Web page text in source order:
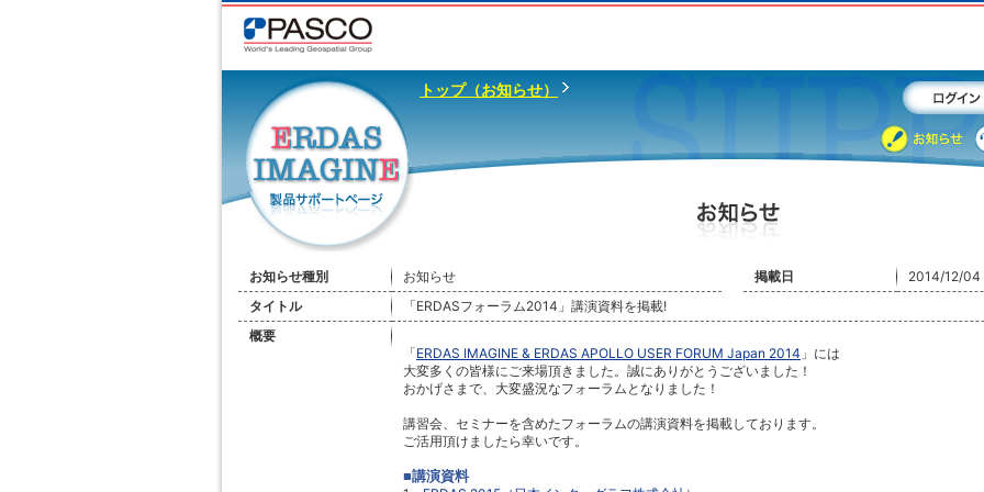
トップ（お知らせ）
お知らせ種別 お知らせ 掲載日
2014/12/04
タイトル
「ERDASフォーラム2014」講演資料を掲載!
概要
「ERDAS IMAGINE & ERDAS APOLLO USER FORUM Japan 2014 」には
大変多くの皆様にご来場頂きました。誠にありがとうございました！
おかげさまで、大変盛況なフォーラムとなりました！
講習会、セミナーを含めたフォーラムの講演資料を掲載しております。
ご活用頂けましたら幸いです。
■講演資料